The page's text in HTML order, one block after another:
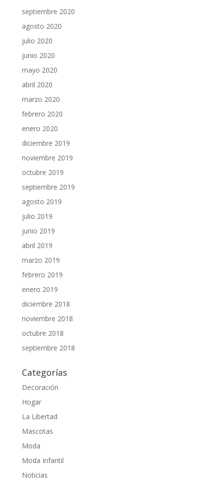
septiembre 2020
agosto 2020
julio 2020
junio 2020
mayo 2020
abril 2020
marzo 2020
febrero 2020
enero 2020
diciembre 2019
noviembre 2019
octubre 2019
septiembre 2019
agosto 2019
julio 2019
junio 2019
abril 2019
marzo 2019
febrero 2019
enero 2019
diciembre 2018
noviembre 2018
octubre 2018
septiembre 2018
Categorías
Decoración
Hogar
La Libertad
Mascotas
Moda
Moda Infantil
Noticias